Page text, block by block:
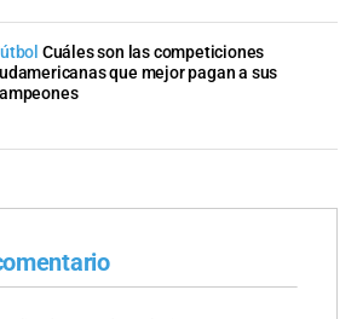
Cuáles son las competiciones
que mejor pagan a sus